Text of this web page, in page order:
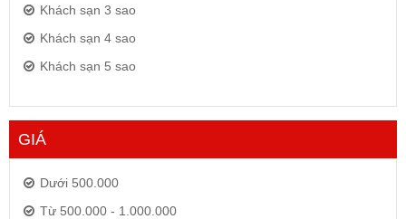
Khách sạn 3 sao
Khách sạn 4 sao
Khách sạn 5 sao
GIÁ
Dưới 500.000
Từ 500.000 - 1.000.000